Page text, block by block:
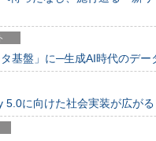
基盤」に─生成AI時代のデー
に向けた社会実装が広が